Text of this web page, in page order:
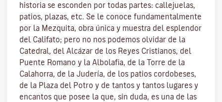
historia se esconden por todas partes: callejuelas,
patios, plazas, etc. Se le conoce fundamentalmente
por la Mezquita, obra única y muestra del esplendor
del Califato; pero no nos podemos olvidar de la
Catedral, del Alcázar de los Reyes Cristianos, del
Puente Romano y la Albolafia, de la Torre de la
Calahorra, de la Juderí­a, de los patios cordobeses,
de la Plaza del Potro y de tantos y tantos lugares y
encantos que posee la que, sin duda, es una de las